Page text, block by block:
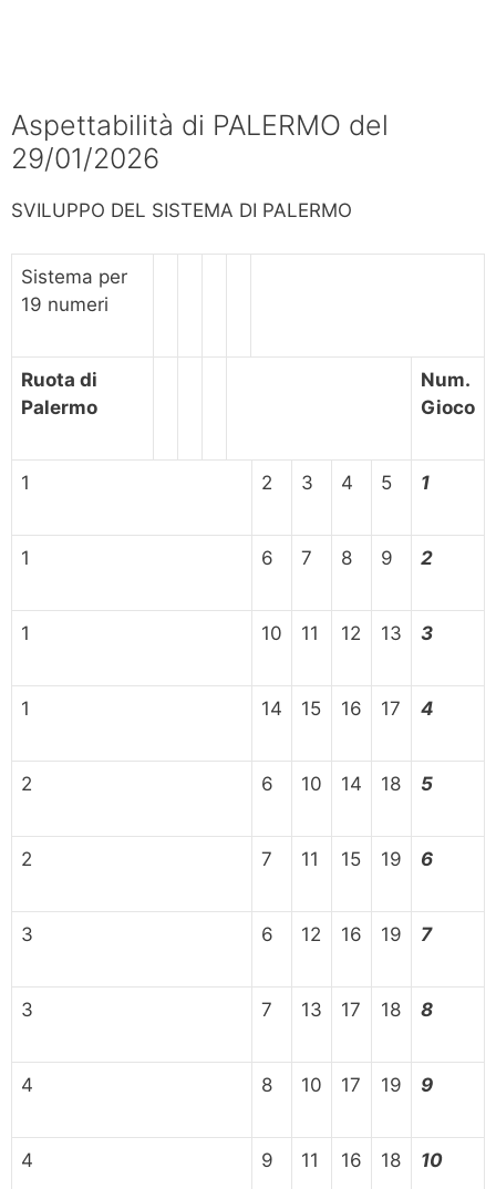
Aspettabilità di PALERMO del
29/01/2026
SVILUPPO DEL SISTEMA DI PALERMO
Sistema per
19 numeri
Ruota di
Palermo
Num.
Gioco
1 2 3 4 5 1
1 6 7 8 9 2
1 10 11 12 13 3
1 14 15 16 17 4
2 6 10 14 18 5
2 7 11 15 19 6
3 6 12 16 19 7
3 7 13 17 18 8
4 8 10 17 19 9
4 9 11 16 18 10